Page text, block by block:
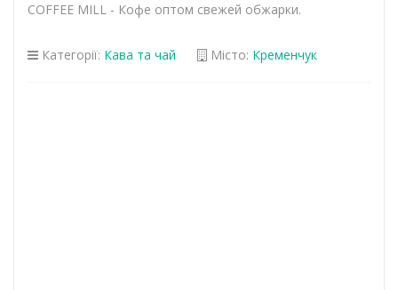
COFFEE MILL - Кофе оптом свежей обжарки.
Категорії: Кава та чай Місто: Кременчук